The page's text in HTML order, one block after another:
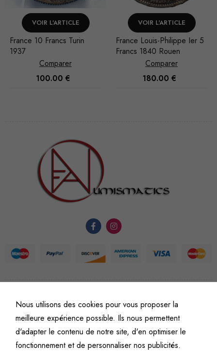
VOIR L'ARTICLE
France Louis-Philippe Ier 5
Francs 1840 Rouen
Comparer
180.00
VOIR L'ARTICLE
France Napoléon III 10
Francs Platine 1867
StrasbourgComparer
250.00
© Fine art numismatics
Politique de confidentialitéConditions générales de vente et d’utilisation
Mentions légales
Nous utilisons des cookies pour vous proposer la
meilleure expérience possible. Ils nous permettent
d'adapter le contenu de notre site, d'en optimiser le
fonctionnement et de personnaliser nos publicités.
puissions
fonctionnalité
structure du
fonction de
l'usage qu'il
en est fait.